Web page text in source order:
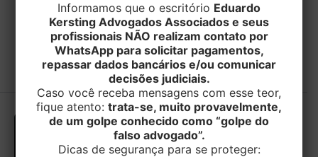
#IMPOSTODERENDA
Informamos que o escritório Eduardo
Kersting Advogados Associados e seus
profissionais NÃO realizam contato por
WhatsApp para solicitar pagamentos,
repassar dados bancários e/ou comunicar
decisões judiciais.
Caso você receba mensagens com esse teor,
fique atento: trata-se, muito provavelmente,
de um golpe conhecido como “golpe do
falso advogado”.
Dicas de segurança para se proteger: